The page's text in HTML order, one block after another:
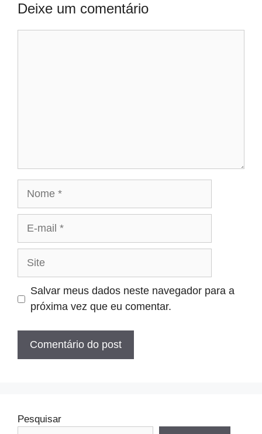
Deixe um comentário
Site
Salvar meus dados neste navegador para a
próxima vez que eu comentar.
Pesquisar